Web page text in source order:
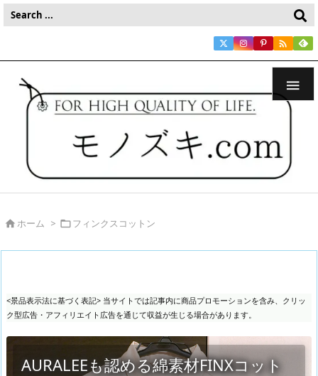


ホーム > フィンクスコットン
<景品表示法に基づく表記> 当サイトでは記事内に商品プロモーションを含み、クリッ
ク型広告・アフィリエイト広告を通じて収益が生じる場合があります。
AURALEEも認める綿素材FINXコット